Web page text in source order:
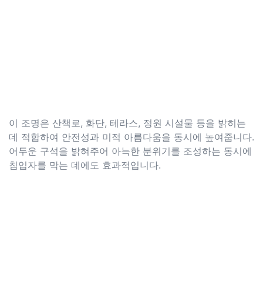
이 조명은 산책로, 화단, 테라스, 정원 시설물 등을 밝히는
데 적합하여 안전성과 미적 아름다움을 동시에 높여줍니다.
어두운 구석을 밝혀주어 아늑한 분위기를 조성하는 동시에
침입자를 막는 데에도 효과적입니다.